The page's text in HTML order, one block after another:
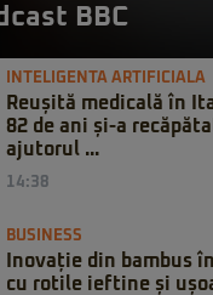
BBC
INTELIGENTA ARTIFICIALA
Reușită medicală în
82 de ani și-a
ajutorul ...
14:38
BUSINESS
Inovație din bambus
cu rotile ieftine și